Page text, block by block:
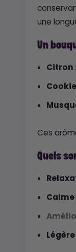
une
Un
Citron
Ces
Quels